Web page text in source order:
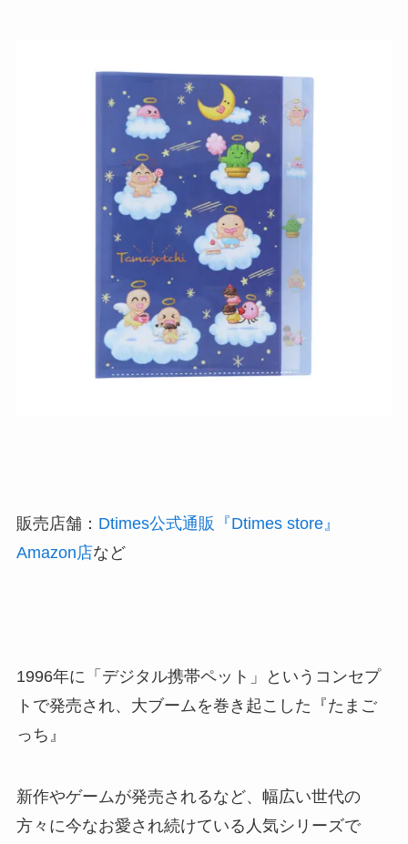
販売店舗： Dtimes公式通販『Dtimes store』
Amazon店など
1996年に「デジタル携帯ペット」というコンセプ
トで発売され、大ブームを巻き起こした『たまご
っち』
新作やゲームが発売されるなど、幅広い世代の
方々に今なお愛され続けている人気シリーズで